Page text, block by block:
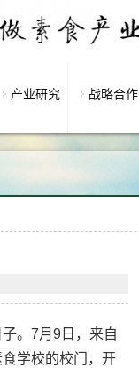
产业研究 战略合作
。7月9日，来自
学校的校门，开